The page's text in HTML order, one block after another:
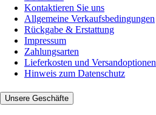
Kontaktieren Sie uns
Allgemeine Verkaufsbedingungen
Rückgabe & Erstattung
Impressum
Zahlungsarten
Lieferkosten und Versandoptionen
Hinweis zum Datenschutz
Unsere Geschäfte